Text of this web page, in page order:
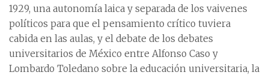
1929, una autonomía laica y separada de los vaivenes
políticos para que el pensamiento crítico tuviera
cabida en las aulas, y el debate de los debates
universitarios de México entre Alfonso Caso y
Lombardo Toledano sobre la educación universitaria, la